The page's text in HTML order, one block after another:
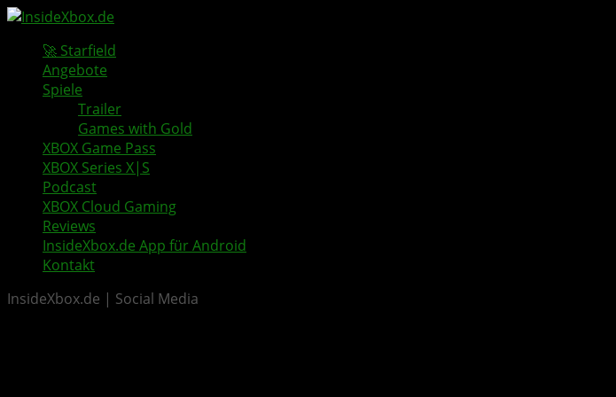
🚀 Starfield
Angebote
Spiele
Trailer
Games with Gold
XBOX Game Pass
XBOX Series X|S
Podcast
XBOX Cloud Gaming
Reviews
InsideXbox.de App für Android
Kontakt
InsideXbox.de | Social Media